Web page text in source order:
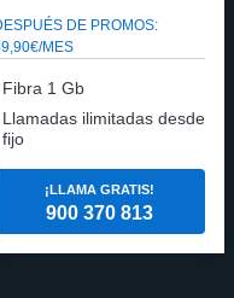
DE PROMOS:
MES
Fibra 1 Gb
Llamadas ilimitadas desde
fijo
¡LLAMA GRATIS!
900 370 813